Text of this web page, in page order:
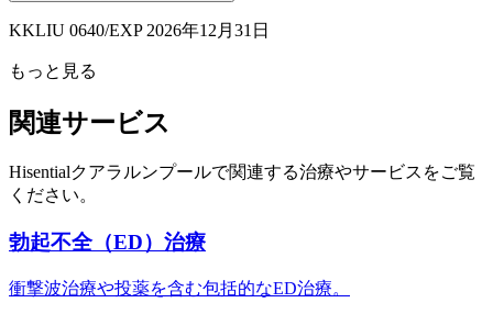
KKLIU 0640/EXP 2026年12月31日
もっと見る
関連サービス
Hisentialクアラルンプールで関連する治療やサービスをご覧
ください。
勃起不全（ED）治療
衝撃波治療や投薬を含む包括的なED治療。